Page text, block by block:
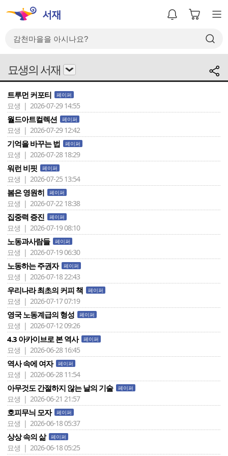
묘생의 서재
트루먼 커포티 페이퍼
묘생 | 2026-07-29 14:55
월드아트컬렉션 페이퍼
묘생 | 2026-07-29 12:42
기억을 바꾸는 법 페이퍼
묘생 | 2026-07-28 18:29
워런 비핏 페이퍼
묘생 | 2026-07-25 13:54
봄은 영원히 페이퍼
묘생 | 2026-07-22 18:38
집중력 증진 페이퍼
묘생 | 2026-07-19 08:10
노동과사람들 페이퍼
묘생 | 2026-07-19 06:30
노동하는 주권자 페이퍼
묘생 | 2026-07-18 22:43
우리나라 최초의 커피 책 페이퍼
묘생 | 2026-07-17 07:19
영국 노동계급의 형성 페이퍼
묘생 | 2026-07-12 09:26
4.3 아카이브로 본 역사 페이퍼
묘생 | 2026-06-28 16:45
역사 속에 여자 페이퍼
묘생 | 2026-06-28 11:54
아무것도 간절하지 않는 날의 기술 페이퍼
묘생 | 2026-06-21 21:57
호피무늬 모자 페이퍼
묘생 | 2026-06-18 05:37
상상 속의 삶 페이퍼
묘생 | 2026-06-18 05:25